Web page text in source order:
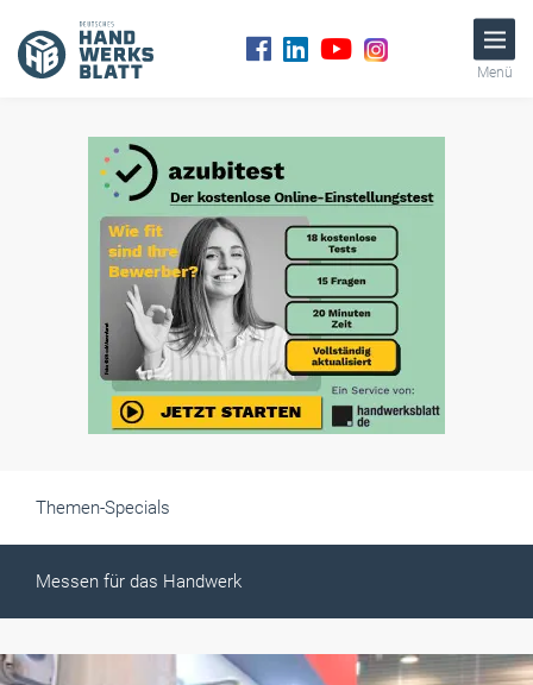
Menü
Themen-Specials
Messen für das Handwerk